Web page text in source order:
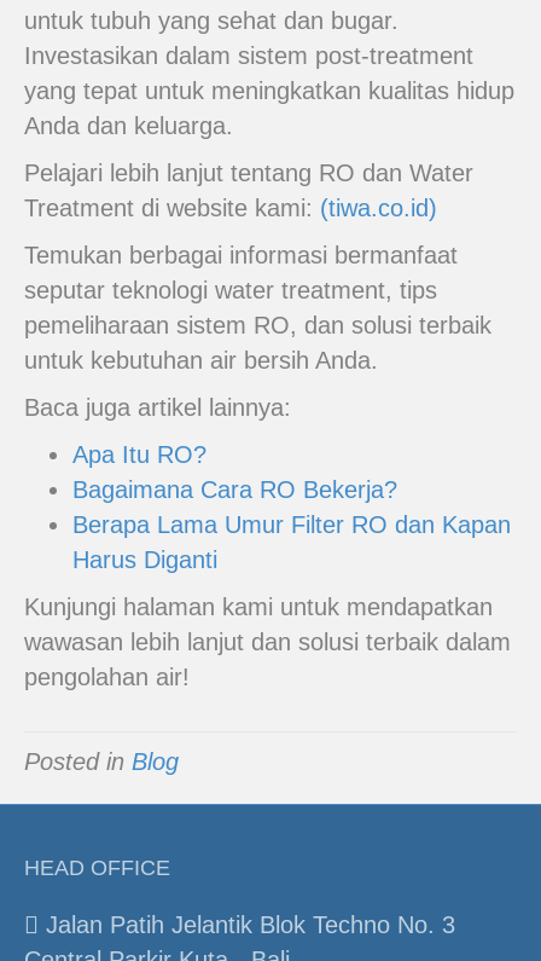
untuk tubuh yang sehat dan bugar.
Investasikan dalam sistem post-treatment
yang tepat untuk meningkatkan kualitas hidup
Anda dan keluarga.
Pelajari lebih lanjut tentang RO dan Water
Treatment di website kami: (tiwa.co.id)
Temukan berbagai informasi bermanfaat
seputar teknologi water treatment, tips
pemeliharaan sistem RO, dan solusi terbaik
untuk kebutuhan air bersih Anda.
Baca juga artikel lainnya:
Apa Itu RO?
Bagaimana Cara RO Bekerja?
Berapa Lama Umur Filter RO dan Kapan
Harus Diganti
Kunjungi halaman kami untuk mendapatkan
wawasan lebih lanjut dan solusi terbaik dalam
pengolahan air!
Posted in Blog
HEAD OFFICE
Jalan Patih Jelantik Blok Techno No. 3